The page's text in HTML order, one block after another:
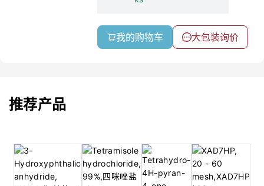
我的购物车 大包装询价
推荐产品